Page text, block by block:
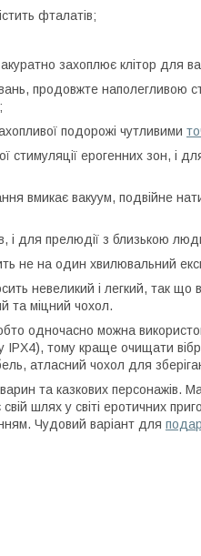
фталатів;
захоплює клітор для
продовжте наполегливою
подорожі чутливими
стимуляції ерогенних зон, і
вмикає вакуум, подвійне
і для прелюдії з близькою
не на один хвилювальний
невеликий і легкий, так що
та міцний чохол.
одночасно можна
IPX4), тому краще очищати
атласний чохол для
та казкових персонажів.
шлях у світі еротичних
Чудовий варіант для